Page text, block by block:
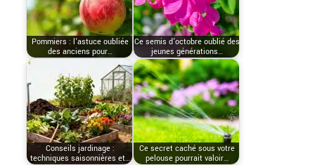
Pommiers : l’astuce oubliée
des anciens pour…
Ce semis d’octobre oublié des
jeunes générations…
Conseils jardinage :
techniques saisonnières et…
Ce secret caché sous votre
pelouse pourrait valoir…